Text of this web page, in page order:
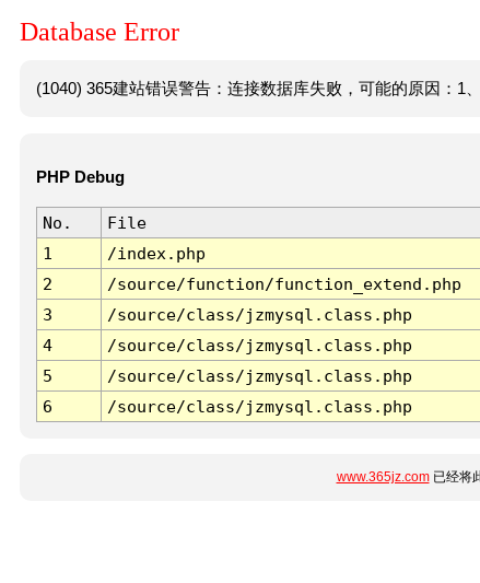
Database Error
(1040) 365建站错误警告：连接数据库失败，可能的原因：1
PHP Debug
No. File
1
/index.php
2
/source/function/function_extend.php
3
/source/class/jzmysql.class.php
4
/source/class/jzmysql.class.php
5
/source/class/jzmysql.class.php
6
/source/class/jzmysql.class.php
www.365jz.com已经将